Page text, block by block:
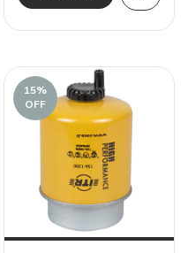
15%
OFF